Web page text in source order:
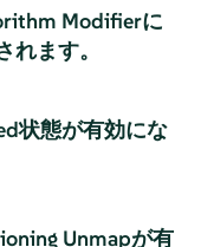
Modifierに
ます。
状態が有効にな
Unmapが有